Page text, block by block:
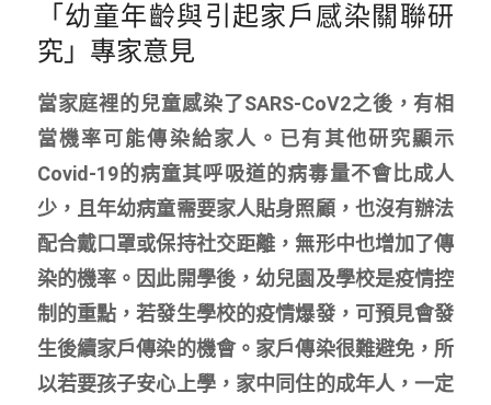
「幼童年齡與引起家戶感染關聯研
究」專家意見
當家庭裡的兒童感染了SARS-CoV2之後，有相
當機率可能傳染給家人。已有其他研究顯示
Covid-19的病童其呼吸道的病毒量不會比成人
少，且年幼病童需要家人貼身照顧，也沒有辦法
配合戴口罩或保持社交距離，無形中也增加了傳
染的機率。因此開學後，幼兒園及學校是疫情控
制的重點，若發生學校的疫情爆發，可預見會發
生後續家戶傳染的機會。家戶傳染很難避免，所
以若要孩子安心上學，家中同住的成年人，一定